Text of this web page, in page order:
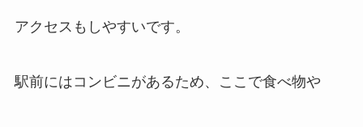
アクセスもしやすいです。
駅前にはコンビニがあるため、ここで食べ物や